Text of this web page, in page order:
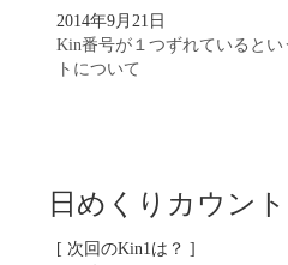
2014年9月21日
Kin番号が１つずれていると
トについて
日めくりカウン
[ 次回のKin1は？ ]